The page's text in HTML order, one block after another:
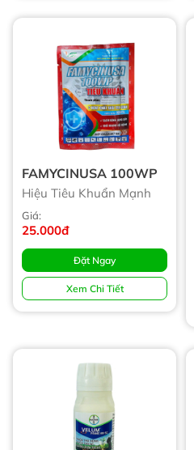
FAMYCINUSA 100WP
Hiệu Tiêu Khuẩn Mạnh
Giá:
25.000đ
Đặt Ngay
Xem Chi Tiết